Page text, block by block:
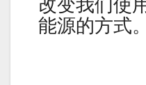
改变我们使
能源的方式。